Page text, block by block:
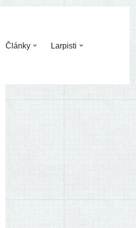
Články Larpisti